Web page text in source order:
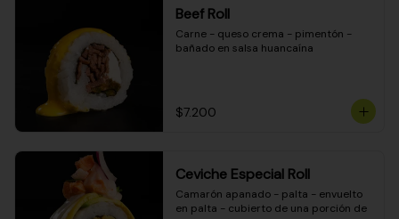
Beef Roll
Carne - queso crema - pimentón -
bañado en salsa huancaína
$7.200
Ceviche Especial Roll
Camarón apanado - palta - envuelto
en palta - cubierto de una porción de